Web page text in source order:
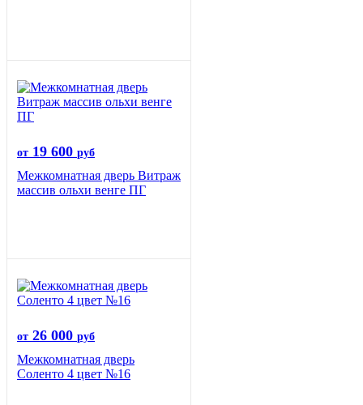
от 19 600 руб
Межкомнатная дверь Витраж
массив ольхи венге ПГ
от 26 000 руб
Межкомнатная дверь
Соленто 4 цвет №16